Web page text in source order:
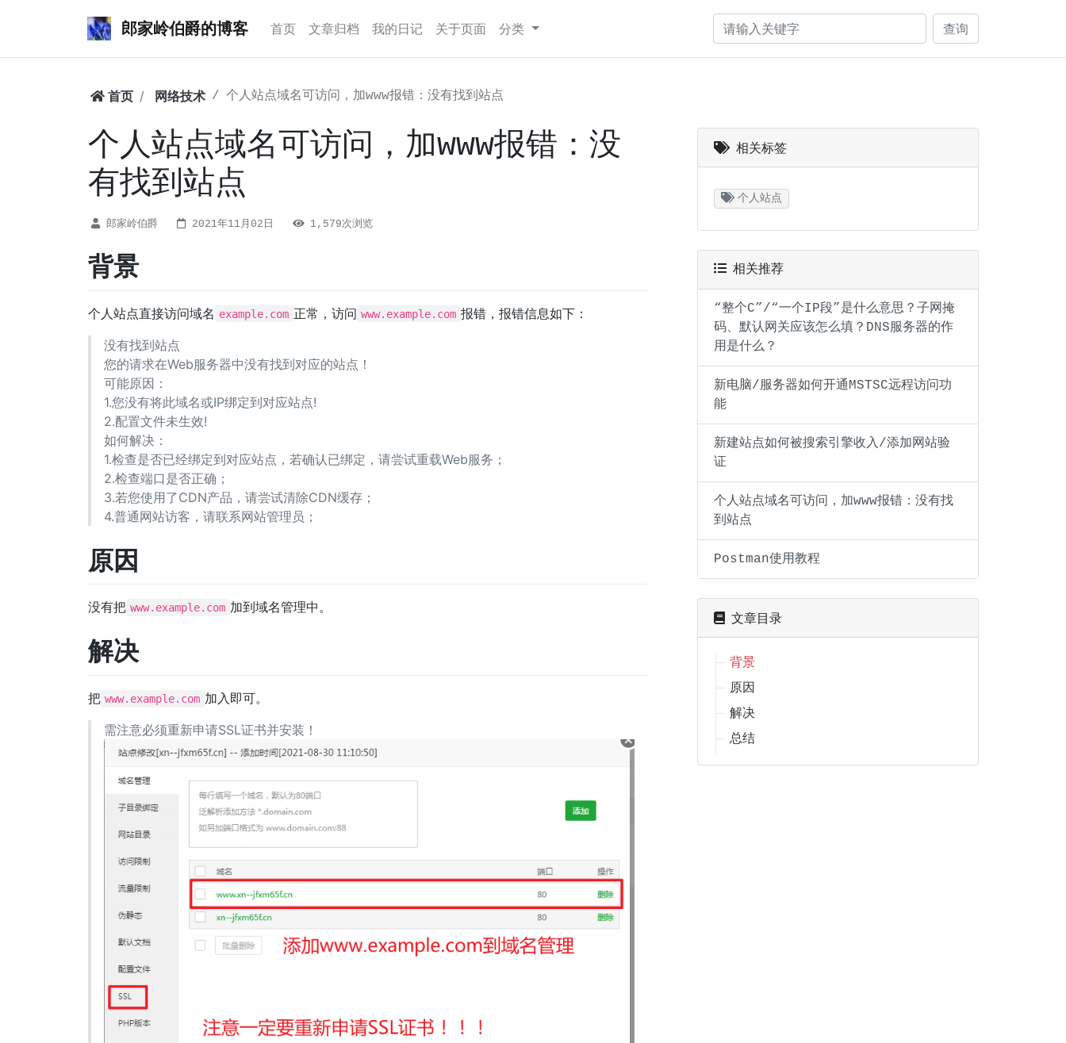
郎家岭伯爵的博客 首页 文章归档 我的日记 关于页面 分类 查询
首页 网络技术 个人站点域名可访问，加www报错：没有找到站点
个人站点域名可访问，加www报错：没
有找到站点
郎家岭伯爵 2021年11月02日 1,579次浏览
背景
个人站点直接访问域名 example.com 正常，访问 www.example.com 报错，报错信息如下：
没有找到站点
您的请求在Web服务器中没有找到对应的站点！
可能原因：
1.您没有将此域名或IP绑定到对应站点!
2.配置文件未生效!
如何解决：
1.检查是否已经绑定到对应站点，若确认已绑定，请尝试重载Web服务；
2.检查端口是否正确；
3.若您使用了CDN产品，请尝试清除CDN缓存；
4.普通网站访客，请联系网站管理员；
原因
没有把 www.example.com 加到域名管理中。
解决
把 www.example.com 加入即可。
需注意必须重新申请SSL证书并安装！
相关标签
个人站点
相关推荐
“整个C”/“一个IP段”是什么意思？子网掩
码、默认网关应该怎么填？DNS服务器的作
用是什么？
新电脑/服务器如何开通MSTSC远程访问功
能
新建站点如何被搜索引擎收入/添加网站验
证
个人站点域名可访问，加www报错：没有找
到站点
Postman使用教程
文章目录
背景
原因
解决
总结